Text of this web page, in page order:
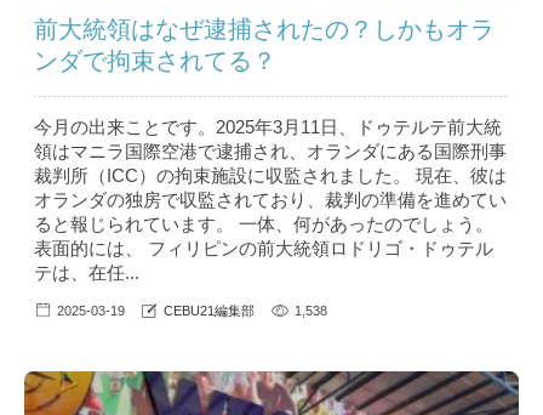
前大統領はなぜ逮捕されたの？しかもオラ
ンダで拘束されてる？
今月の出来ことです。2025年3月11日、ドゥテルテ前大統
領はマニラ国際空港で逮捕され、オランダにある国際刑事
裁判所（ICC）の拘束施設に収監されました。 現在、彼は
オランダの独房で収監されており、裁判の準備を進めてい
ると報じられています。 一体、何があったのでしょう。
表面的には、 フィリピンの前大統領ロドリゴ・ドゥテル
テは、在任...
2025-03-19 CEBU21編集部 1,538